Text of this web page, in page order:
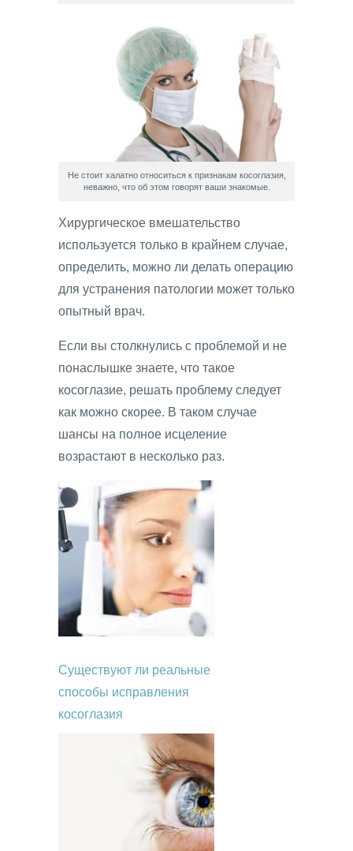
Не стоит халатно относиться к признакам косоглазия,
неважно, что об этом говорят ваши знакомые.
Хирургическое вмешательство
используется только в крайнем случае,
определить, можно ли делать операцию
для устранения патологии может только
опытный врач.
Если вы столкнулись с проблемой и не
понаслышке знаете, что такое
косоглазие, решать проблему следует
как можно скорее. В таком случае
шансы на полное исцеление
возрастают в несколько раз.
Существуют ли реальные
способы исправления
косоглазия